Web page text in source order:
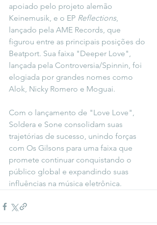
apoiado pelo projeto alemão
Keinemusik, e o EP Reflections,
lançado pela AME Records, que
figurou entre as principais posições do
Beatport. Sua faixa "Deeper Love",
lançada pela Controversia/Spinnin, foi
elogiada por grandes nomes como
Alok, Nicky Romero e Moguai.
Com o lançamento de "Love Love",
Soldera e Sone consolidam suas
trajetórias de sucesso, unindo forças
com Os Gilsons para uma faixa que
promete continuar conquistando o
público global e expandindo suas
influências na música eletrônica.